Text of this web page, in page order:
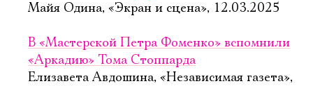
Майя Одина, «Экран и сцена», 12.03.2025
В «Мастерской Петра Фоменко» вспомнили
«Аркадию» Тома Стоппарда
Елизавета Авдошина, «Независимая газета»,